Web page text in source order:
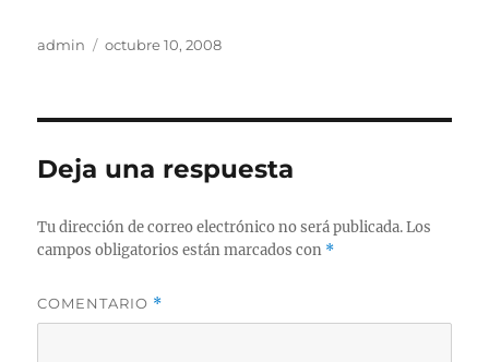
Autor
admin
Publicado
octubre 10, 2008
Deja una respuesta
Tu dirección de correo electrónico no será publicada. Los
campos obligatorios están marcados con *
COMENTARIO *